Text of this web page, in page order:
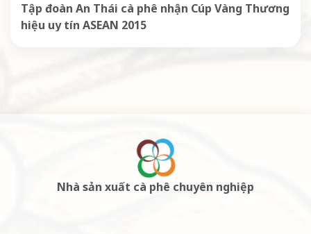
Tập đoàn An Thái cà phê nhận Cúp Vàng Thương
hiệu uy tín ASEAN 2015
Nhà sản xuất cà phê chuyên nghiệp